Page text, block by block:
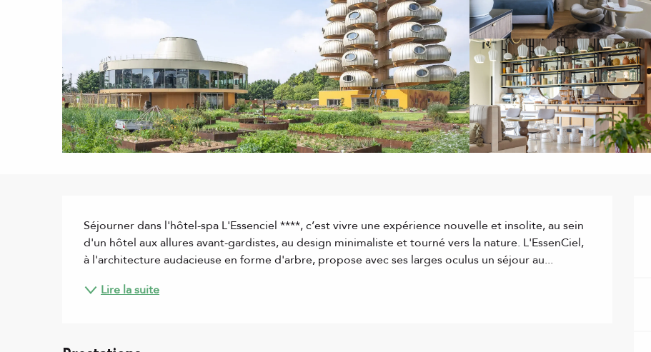
Séjourner dans l'hôtel-spa L'Essenciel ****, c’est vivre une expérience nouvelle et insolite, au sein
d'un hôtel aux allures avant-gardistes, au design minimaliste et tourné vers la nature. L'EssenCiel,
à l'architecture audacieuse en forme d'arbre, propose avec ses larges oculus un séjour au...
Lire la suite